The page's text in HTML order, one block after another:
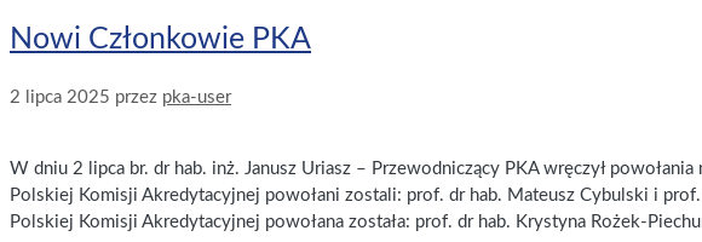
Nowi Członkowie PKA
2 lipca 2025 przez pka-user
W dniu 2 lipca br. dr hab. inż. Janusz Uriasz – Przewodniczący PKA wręczył
Polskiej Komisji Akredytacyjnej powołani zostali: prof. dr hab. Mateusz Cybulski i
Polskiej Komisji Akredytacyjnej powołana została: prof. dr hab. Krystyna Rożek-